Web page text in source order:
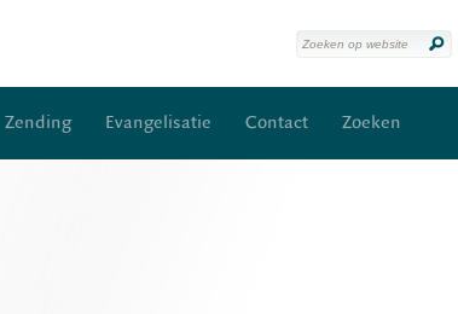
Zending Evangelisatie Contact Zoeken